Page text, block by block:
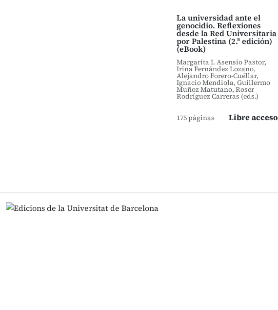
La universidad ante el
genocidio. Reflexiones
desde la Red Universitaria
por Palestina (2.ª edición)
(eBook)
Margarita I. Asensio Pastor,
Irina Fernández Lozano,
Alejandro Forero-Cuéllar,
Ignacio Mendiola, Guillermo
Muñoz Matutano, Roser
Rodríguez Carreras (eds.)
175 páginas Libre acceso